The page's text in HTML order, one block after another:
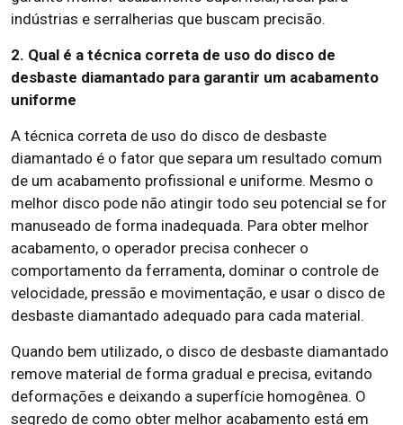
indústrias e serralherias que buscam precisão.
2. Qual é a técnica correta de uso do disco de
desbaste diamantado para garantir um acabamento
uniforme
A técnica correta de uso do disco de desbaste
diamantado é o fator que separa um resultado comum
de um acabamento profissional e uniforme. Mesmo o
melhor disco pode não atingir todo seu potencial se for
manuseado de forma inadequada. Para obter melhor
acabamento, o operador precisa conhecer o
comportamento da ferramenta, dominar o controle de
velocidade, pressão e movimentação, e usar o disco de
desbaste diamantado adequado para cada material.
Quando bem utilizado, o disco de desbaste diamantado
remove material de forma gradual e precisa, evitando
deformações e deixando a superfície homogênea. O
segredo de como obter melhor acabamento está em